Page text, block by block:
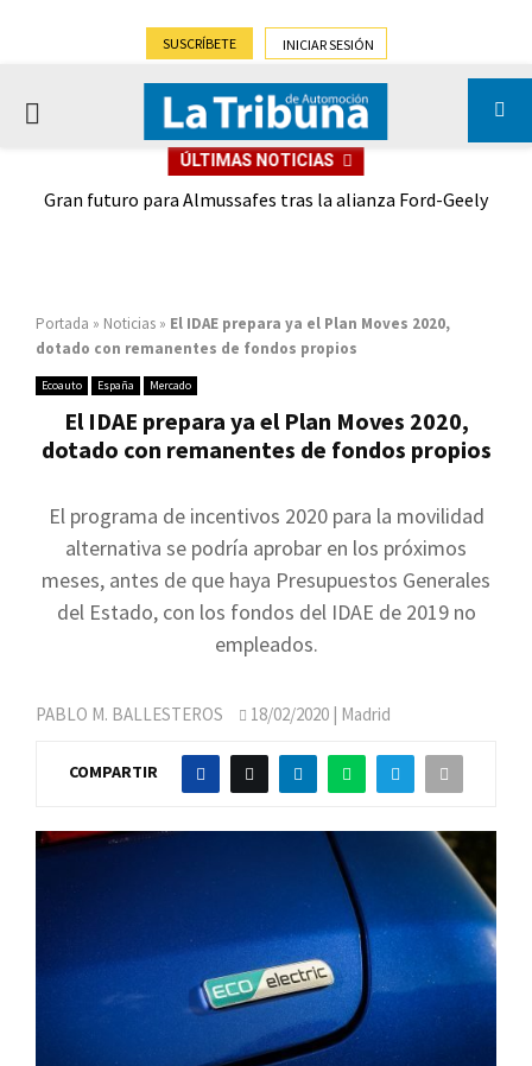
SUSCRÍBETE INICIAR SESIÓN
PRIMARY
ÚLTIMAS NOTICIAS
Gran futuro para Almussafes tras la alianza Ford-Geely
Portada » Noticias » El IDAE prepara ya el Plan Moves 2020,
dotado con remanentes de fondos propios
Ecoauto España Mercado
El IDAE prepara ya el Plan Moves 2020,
dotado con remanentes de fondos propios
El programa de incentivos 2020 para la movilidad
alternativa se podría aprobar en los próximos
meses, antes de que haya Presupuestos Generales
del Estado, con los fondos del IDAE de 2019 no
empleados.
PABLO M. BALLESTEROS 18/02/2020 | Madrid
COMPARTIR